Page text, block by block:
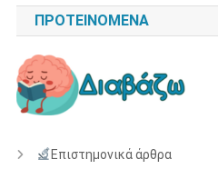
ΠΡΟΤΕΙΝΌΜΕΝΑ
Επιστημονικά άρθρα